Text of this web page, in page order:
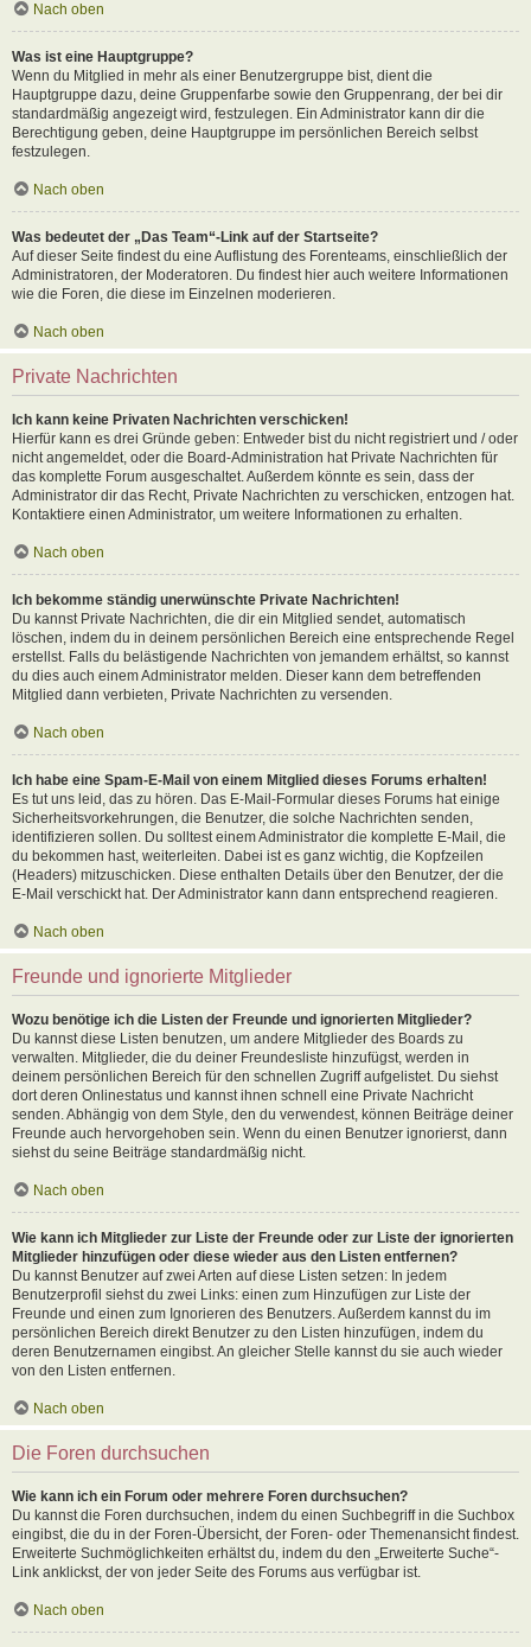
Nach oben
Was ist eine Hauptgruppe?
Wenn du Mitglied in mehr als einer Benutzergruppe bist, dient die
Hauptgruppe dazu, deine Gruppenfarbe sowie den Gruppenrang, der bei dir
standardmäßig angezeigt wird, festzulegen. Ein Administrator kann dir die
Berechtigung geben, deine Hauptgruppe im persönlichen Bereich selbst
festzulegen.
Nach oben
Was bedeutet der „Das Team“-Link auf der Startseite?
Auf dieser Seite findest du eine Auflistung des Forenteams, einschließlich der
Administratoren, der Moderatoren. Du findest hier auch weitere Informationen
wie die Foren, die diese im Einzelnen moderieren.
Nach oben
Private Nachrichten
Ich kann keine Privaten Nachrichten verschicken!
Hierfür kann es drei Gründe geben: Entweder bist du nicht registriert und / oder
nicht angemeldet, oder die Board-Administration hat Private Nachrichten für
das komplette Forum ausgeschaltet. Außerdem könnte es sein, dass der
Administrator dir das Recht, Private Nachrichten zu verschicken, entzogen hat.
Kontaktiere einen Administrator, um weitere Informationen zu erhalten.
Nach oben
Ich bekomme ständig unerwünschte Private Nachrichten!
Du kannst Private Nachrichten, die dir ein Mitglied sendet, automatisch
löschen, indem du in deinem persönlichen Bereich eine entsprechende Regel
erstellst. Falls du belästigende Nachrichten von jemandem erhältst, so kannst
du dies auch einem Administrator melden. Dieser kann dem betreffenden
Mitglied dann verbieten, Private Nachrichten zu versenden.
Nach oben
Ich habe eine Spam-E-Mail von einem Mitglied dieses Forums erhalten!
Es tut uns leid, das zu hören. Das E-Mail-Formular dieses Forums hat einige
Sicherheitsvorkehrungen, die Benutzer, die solche Nachrichten senden,
identifizieren sollen. Du solltest einem Administrator die komplette E-Mail, die
du bekommen hast, weiterleiten. Dabei ist es ganz wichtig, die Kopfzeilen
(Headers) mitzuschicken. Diese enthalten Details über den Benutzer, der die
E-Mail verschickt hat. Der Administrator kann dann entsprechend reagieren.
Nach oben
Freunde und ignorierte Mitglieder
Wozu benötige ich die Listen der Freunde und ignorierten Mitglieder?
Du kannst diese Listen benutzen, um andere Mitglieder des Boards zu
verwalten. Mitglieder, die du deiner Freundesliste hinzufügst, werden in
deinem persönlichen Bereich für den schnellen Zugriff aufgelistet. Du siehst
dort deren Onlinestatus und kannst ihnen schnell eine Private Nachricht
senden. Abhängig von dem Style, den du verwendest, können Beiträge deiner
Freunde auch hervorgehoben sein. Wenn du einen Benutzer ignorierst, dann
siehst du seine Beiträge standardmäßig nicht.
Nach oben
Wie kann ich Mitglieder zur Liste der Freunde oder zur Liste der ignorierten
Mitglieder hinzufügen oder diese wieder aus den Listen entfernen?
Du kannst Benutzer auf zwei Arten auf diese Listen setzen: In jedem
Benutzerprofil siehst du zwei Links: einen zum Hinzufügen zur Liste der
Freunde und einen zum Ignorieren des Benutzers. Außerdem kannst du im
persönlichen Bereich direkt Benutzer zu den Listen hinzufügen, indem du
deren Benutzernamen eingibst. An gleicher Stelle kannst du sie auch wieder
von den Listen entfernen.
Nach oben
Die Foren durchsuchen
Wie kann ich ein Forum oder mehrere Foren durchsuchen?
Du kannst die Foren durchsuchen, indem du einen Suchbegriff in die Suchbox
eingibst, die du in der Foren-Übersicht, der Foren- oder Themenansicht findest.
Erweiterte Suchmöglichkeiten erhältst du, indem du den „Erweiterte Suche“-
Link anklickst, der von jeder Seite des Forums aus verfügbar ist.
Nach oben